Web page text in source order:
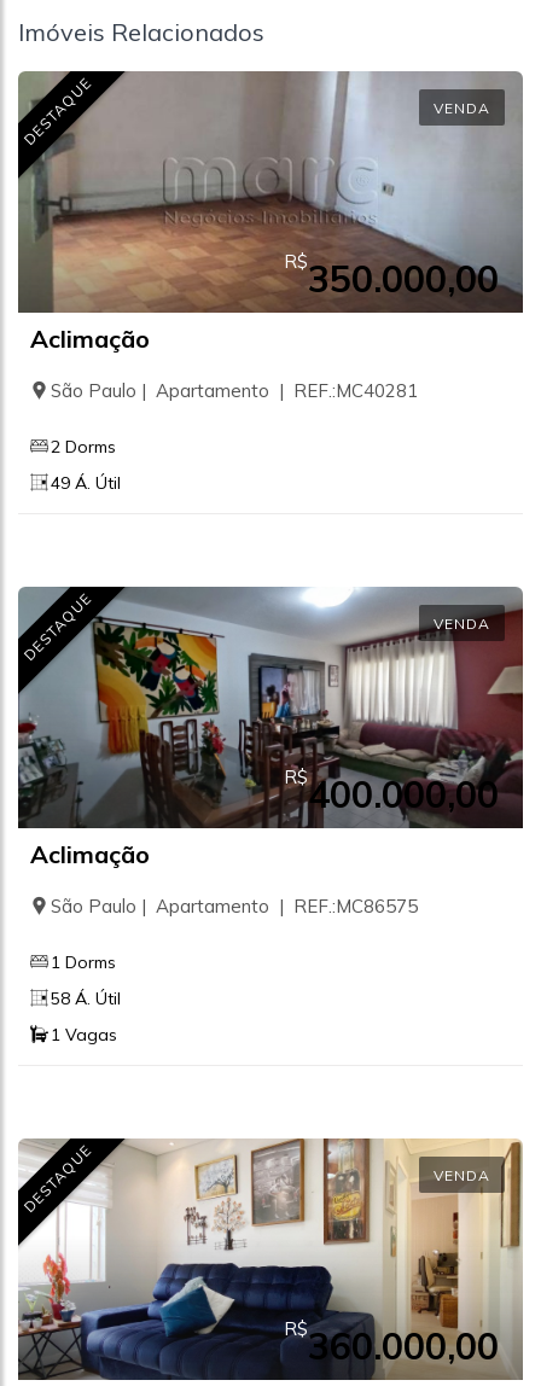
Imóveis Relacionados
DESTAQUE VENDA
R$350.000,00
Aclimação
São Paulo | Apartamento | REF.:MC40281
2 Dorms
49 Á. Útil
DESTAQUE VENDA
R$400.000,00
Aclimação
São Paulo | Apartamento | REF.:MC86575
1 Dorms
58 Á. Útil
1 Vagas
DESTAQUE VENDA
R$360.000,00